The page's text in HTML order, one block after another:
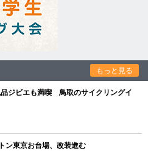
もっと見る
ジビエも満喫 鳥取のサイクリングイ
ン東京お台場、改装進む